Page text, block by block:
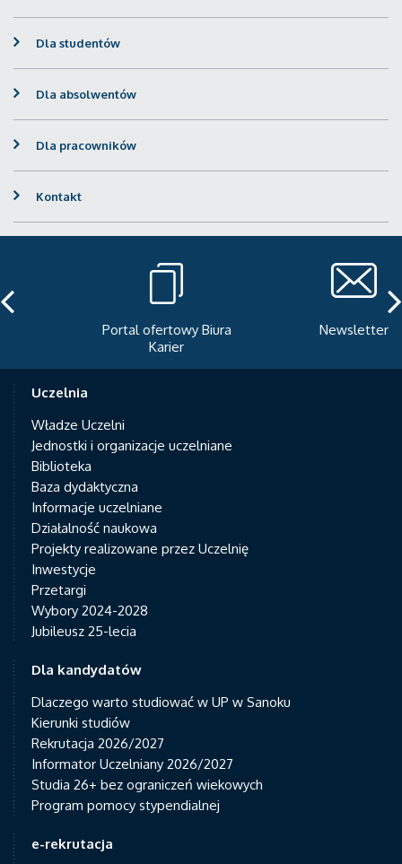
Dla studentów
Dla absolwentów
Dla pracowników
Kontakt
Portal ofertowy Biura
Newsletter
Uczelnia
Władze Uczelni
Jednostki i organizacje uczelniane
Biblioteka
Baza dydaktyczna
Informacje uczelniane
Działalność naukowa
Projekty realizowane przez Uczelnię
Inwestycje
Przetargi
Wybory 2024-2028
Jubileusz 25-lecia
Dla kandydatów
Dlaczego warto studiować w UP w Sanoku
Kierunki studiów
Rekrutacja 2026/2027
Informator Uczelniany 2026/2027
Studia 26+ bez ograniczeń wiekowych
Program pomocy stypendialnej
e-rekrutacja